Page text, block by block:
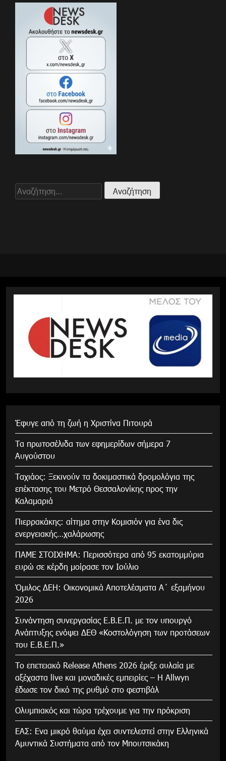
Αναζήτηση
για:
Έφυγε από τη ζωή η Χριστίνα Πιτουρά
Τα πρωτοσέλιδα των εφημερίδων σήμερα 7
Αυγούστου
Tαχιάος: Ξεκινούν τα δοκιμαστικά δρομολόγια της
επέκτασης του Μετρό Θεσσαλονίκης προς την
Καλαμαριά
Πιερρακάκης: αίτημα στην Κομισιόν για ένα δις
ενεργειακής…χαλάρωσης
ΠΑΜΕ ΣΤΟΙΧΗΜΑ: Περισσότερα από 95 εκατομμύρια
ευρώ σε κέρδη μοίρασε τον Ιούλιο
Όμιλος ΔΕΗ: Οικονομικά Αποτελέσματα Α΄ εξαμήνου
2026
Συνάντηση συνεργασίας Ε.Β.Ε.Π. με τον υπουργό
Ανάπτυξης ενόψει ΔΕΘ «Κοστολόγηση των προτάσεων
του Ε.Β.Ε.Π.»
Το επετειακό Release Athens 2026 έριξε αυλαία με
αξέχαστα live και μοναδικές εμπειρίες – Η Allwyn
έδωσε τον δικό της ρυθμό στο φεστιβάλ
Ολυμπιακός και τώρα τρέχουμε για την πρόκριση
ΕΑΣ: Ενα μικρό θαύμα έχει συντελεστεί στην Ελληνικά
Αμυντικά Συστήματα από τον Μπουτσικάκη